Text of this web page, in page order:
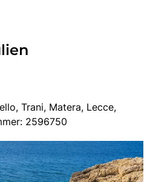
Trani, Matera, Lecce,
2596750